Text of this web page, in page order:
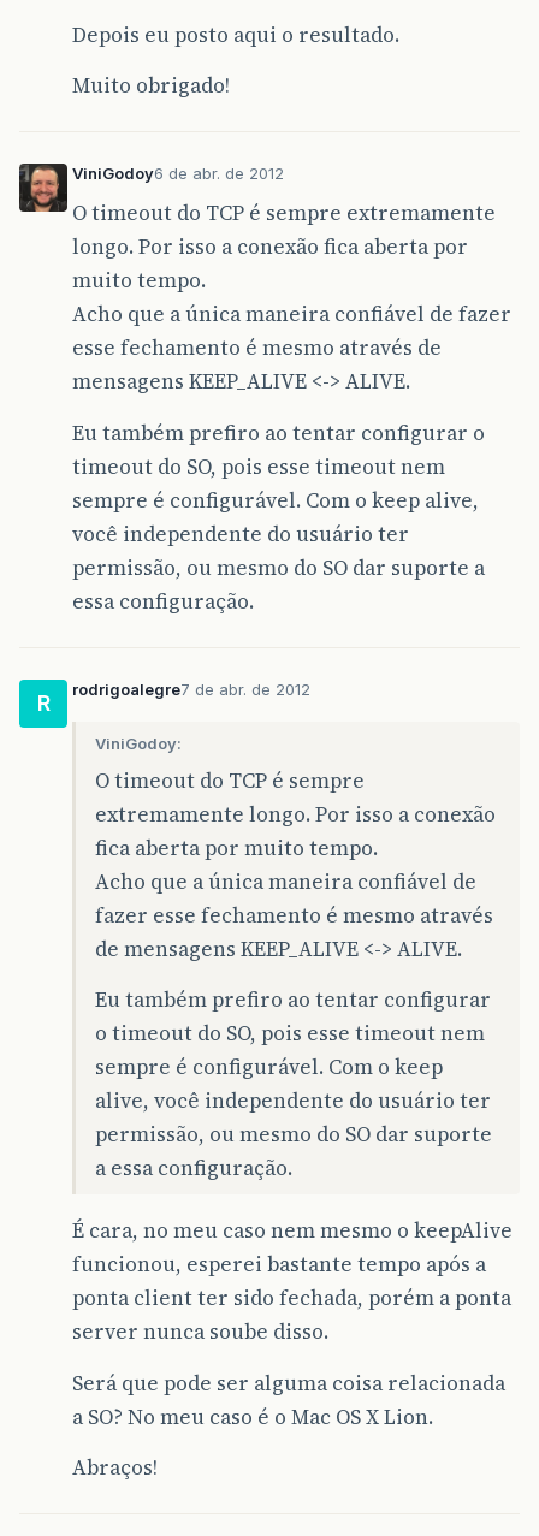
Depois eu posto aqui o resultado.
Muito obrigado!
ViniGodoy6 de abr. de 2012
O timeout do TCP é sempre extremamente
longo. Por isso a conexão fica aberta por
muito tempo.
Acho que a única maneira confiável de fazer
esse fechamento é mesmo através de
mensagens KEEP_ALIVE <-> ALIVE.
Eu também prefiro ao tentar configurar o
timeout do SO, pois esse timeout nem
sempre é configurável. Com o keep alive,
você independente do usuário ter
permissão, ou mesmo do SO dar suporte a
essa configuração.
R
rodrigoalegre7 de abr. de 2012
ViniGodoy:
O timeout do TCP é sempre
extremamente longo. Por isso a conexão
fica aberta por muito tempo.
Acho que a única maneira confiável de
fazer esse fechamento é mesmo através
de mensagens KEEP_ALIVE <-> ALIVE.
Eu também prefiro ao tentar configurar
o timeout do SO, pois esse timeout nem
sempre é configurável. Com o keep
alive, você independente do usuário ter
permissão, ou mesmo do SO dar suporte
a essa configuração.
É cara, no meu caso nem mesmo o keepAlive
funcionou, esperei bastante tempo após a
ponta client ter sido fechada, porém a ponta
server nunca soube disso.
Será que pode ser alguma coisa relacionada
a SO? No meu caso é o Mac OS X Lion.
Abraços!